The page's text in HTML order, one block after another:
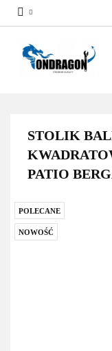
STOLIK
PATIO
POLECANE
NOWOŚĆ